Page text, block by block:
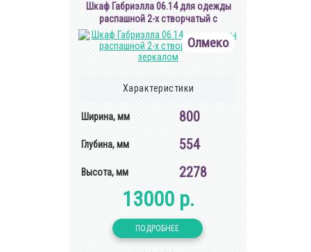
Шкаф Габриэлла 06.14 для одежды
распашной 2-х створчатый с
зеркалом
Олмеко
Характеристики
Ширина, мм 800
Глубина, мм 554
Высота, мм 2278
13000 р.